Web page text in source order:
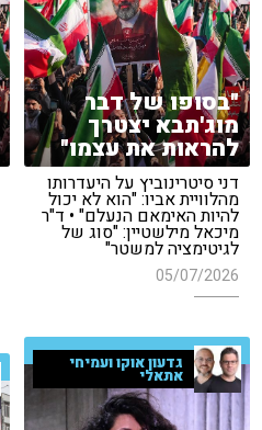
"בסופו של דבר
מוג'תבא יצטרך
להראות את עצמו"
דני סיטרינוביץ על היעדרותו
מהלוויית אביו: "הוא לא יכול
להיות האימאם הנעלם" • ד"ר
מיכאל מילשטיין: "סוג של
לגיטימציה למשטר"
05/07/2026
גדעון אוקו ועמיחי
אתאלי